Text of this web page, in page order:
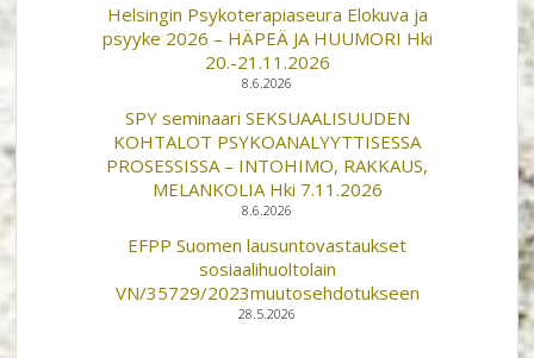
Helsingin Psykoterapiaseura Elokuva ja
psyyke 2026 – HÄPEÄ JA HUUMORI Hki
20.-21.11.2026
8.6.2026
SPY seminaari SEKSUAALISUUDEN
KOHTALOT PSYKOANALYYTTISESSA
PROSESSISSA – INTOHIMO, RAKKAUS,
MELANKOLIA Hki 7.11.2026
8.6.2026
EFPP Suomen lausuntovastaukset
sosiaalihuoltolain
VN/35729/2023muutosehdotukseen
28.5.2026